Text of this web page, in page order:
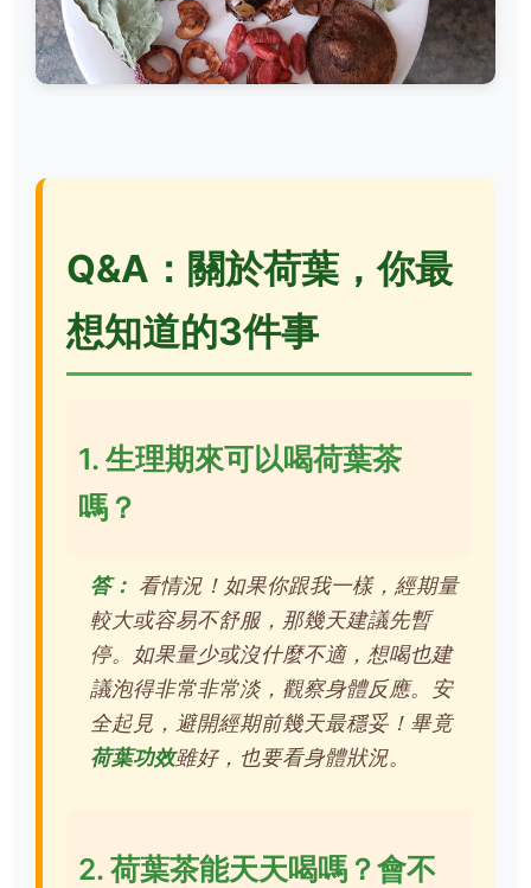
Q&A：關於荷葉，你最
想知道的3件事
1. 生理期來可以喝荷葉茶
嗎？
答： 看情況！如果你跟我一樣，經期量
較大或容易不舒服，那幾天建議先暫
停。如果量少或沒什麼不適，想喝也建
議泡得非常非常淡，觀察身體反應。安
全起見，避開經期前幾天最穩妥！畢竟
荷葉功效雖好，也要看身體狀況。
2. 荷葉茶能天天喝嗎？會不